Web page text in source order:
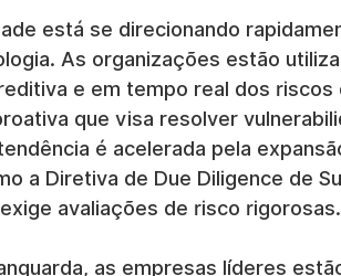
está se direcionando
As organizações estão
e em tempo real dos
que visa resolver
é acelerada pela
a Diretiva de Due Diligence de
avaliações de risco rigorosas.
as empresas líderes